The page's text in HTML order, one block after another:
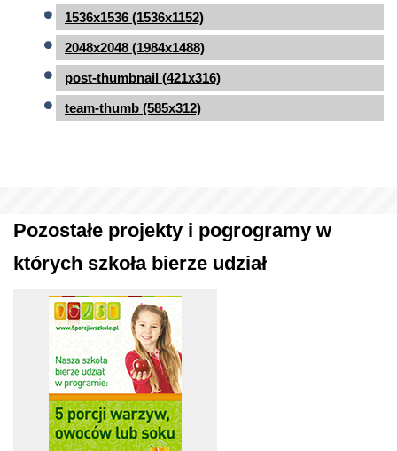
1536x1536 (1536x1152)
2048x2048 (1984x1488)
post-thumbnail (421x316)
team-thumb (585x312)
Pozostałe projekty i pogrogramy w
których szkoła bierze udział